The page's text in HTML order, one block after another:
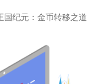
国纪元：金币转移之道